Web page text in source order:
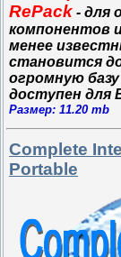
RePack - для
компонентов
менее
становится
огромную
доступен для
Размер: 11.20 mb
Complete
Portable